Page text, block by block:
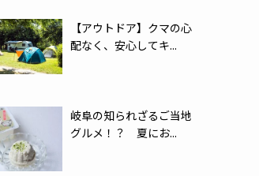
【アウトドア】クマの心
配なく、安心してキ...
岐阜の知られざるご当地
グルメ！？ 夏にお...